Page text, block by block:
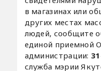
в магазинах или
других местах
людей, сообщите
единой приемной
администрации:
служба мэрии